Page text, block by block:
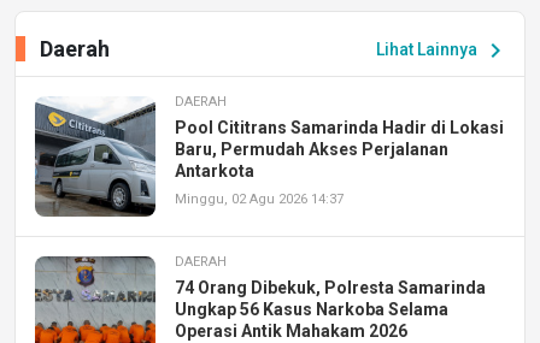
Lihat Lainnya chevron_right
Daerah
DAERAH
Pool Cititrans Samarinda Hadir di Lokasi
Baru, Permudah Akses Perjalanan
Antarkota
Minggu, 02 Agu 2026 14:37
DAERAH
74 Orang Dibekuk, Polresta Samarinda
Ungkap 56 Kasus Narkoba Selama
Operasi Antik Mahakam 2026